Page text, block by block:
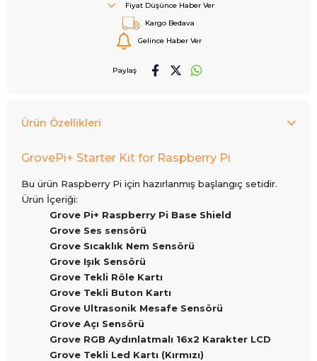
Fiyat Düşünce Haber Ver
Kargo Bedava
Gelince Haber Ver
Paylaş
Ürün Özellikleri
GrovePi+ Starter Kit for Raspberry Pi
Bu ürün Raspberry Pi için hazırlanmış başlangıç setidir.
Ürün İçeriği:
Grove Pi+ Raspberry Pi Base Shield
Grove Ses sensörü
Grove Sıcaklık Nem Sensörü
Grove Işık Sensörü
Grove Tekli Röle Kartı
Grove Tekli Buton Kartı
Grove Ultrasonik Mesafe Sensörü
Grove Açı Sensörü
Grove RGB Aydınlatmalı 16x2 Karakter LCD
Grove Tekli Led Kartı (Kırmızı)